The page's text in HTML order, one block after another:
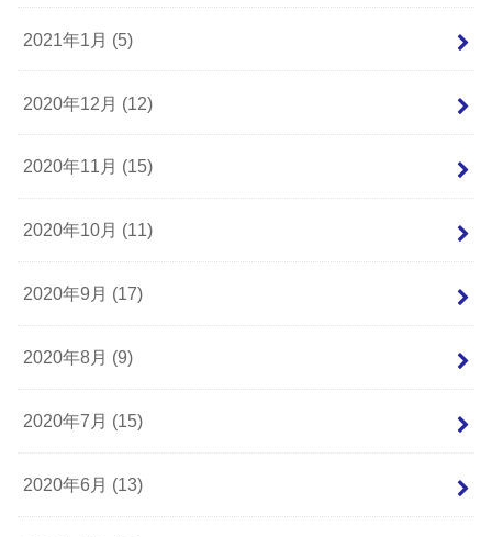
2021年1月 (5)
2020年12月 (12)
2020年11月 (15)
2020年10月 (11)
2020年9月 (17)
2020年8月 (9)
2020年7月 (15)
2020年6月 (13)